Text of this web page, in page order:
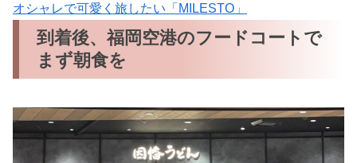
オシャレで可愛く旅したい「MILESTO」
到着後、福岡空港のフードコートで
まず朝食を